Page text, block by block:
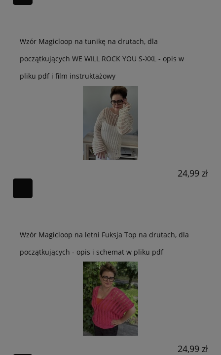
Wzór Magicloop na tunikę na drutach, dla
początkujących WE WILL ROCK YOU S-XXL - opis w
pliku pdf i film instruktażowy
24,99 zł
Wzór Magicloop na letni Fuksja Top na drutach, dla
początkujących - opis i schemat w pliku pdf
24,99 zł